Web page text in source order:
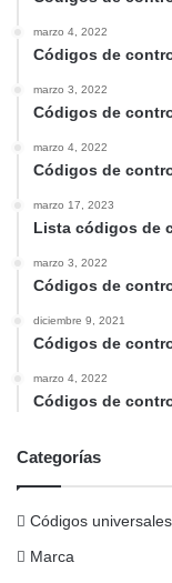
marzo 4, 2022
Códigos de
marzo 3, 2022
Códigos de
marzo 4, 2022
Códigos de
marzo 17, 2023
Lista códigos de
marzo 3, 2022
Códigos de
diciembre 9, 2021
Códigos de
marzo 4, 2022
Códigos de
Categorías
Códigos universales
Marca